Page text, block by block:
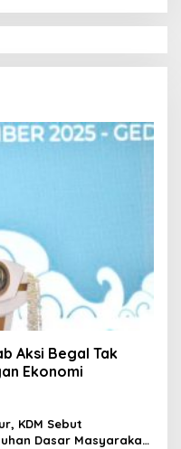
Aksi Begal Tak
Ekonomi
KDM Sebut
Dasar Masyarakat